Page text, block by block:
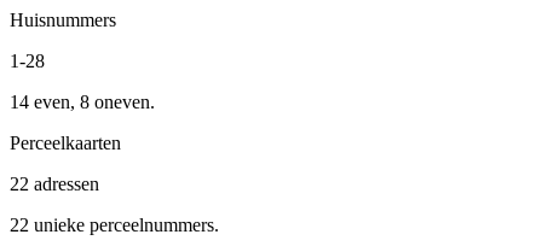
Huisnummers
1-28
14 even, 8 oneven.
Perceelkaarten
22 adressen
22 unieke perceelnummers.